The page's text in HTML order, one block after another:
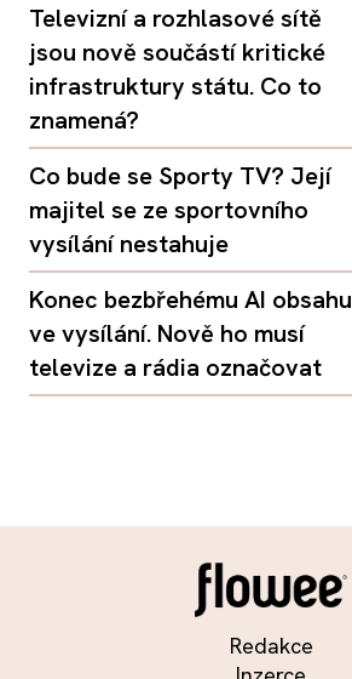
Televizní a rozhlasové sítě
jsou nově součástí kritické
infrastruktury státu. Co to
znamená?
Co bude se Sporty TV? Její
majitel se ze sportovního
vysílání nestahuje
Konec bezbřehému AI obsahu
ve vysílání. Nově ho musí
televize a rádia označovat
Redakce